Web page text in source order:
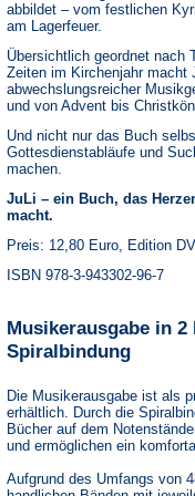
abbildet – vom festlichen
am Lagerfeuer.
Übersichtlich geordnet nach
Zeiten im Kirchenjahr macht
abwechslungsreicher
und von Advent bis
Und nicht nur das Buch
Gottesdienstabläufe und
machen.
JuLi – ein Buch, das
macht.
Preis: 12,80 Euro, Edition
ISBN 978-3-943302-96-7
Musikerausgabe in 2
Spiralbindung
Die Musikerausgabe ist als
erhältlich. Durch die
Bücher auf dem
und ermöglichen ein
Aufgrund des Umfangs von